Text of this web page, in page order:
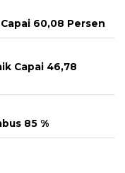
60,08 Persen
Capai 46,78
85 %